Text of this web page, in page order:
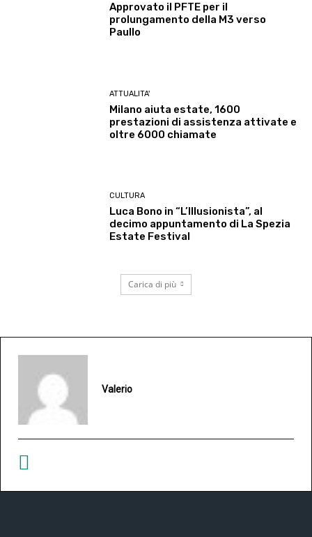
Approvato il PFTE per il
prolungamento della M3 verso
Paullo
ATTUALITA'
Milano aiuta estate, 1600
prestazioni di assistenza attivate e
oltre 6000 chiamate
CULTURA
Luca Bono in “L’Illusionista”, al
decimo appuntamento di La Spezia
Estate Festival
Carica di più
Valerio